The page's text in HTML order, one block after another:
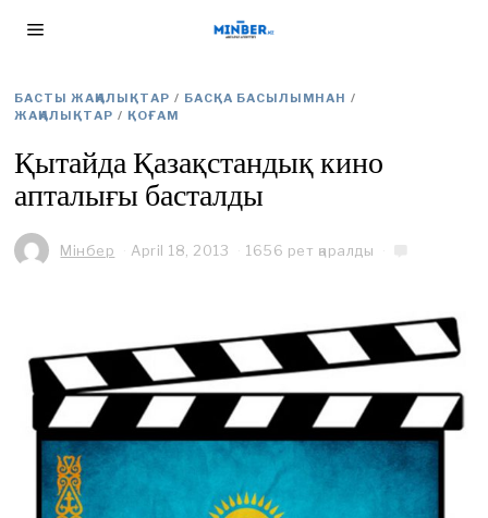
БАСТЫ ЖАҢАЛЫҚТАР / БАСҚА БАСЫЛЫМНАН /
ЖАҢАЛЫҚТАР / ҚОҒАМ
Қытайда Қазақстандық кино
апталығы басталды
Мінбер April 18, 2013 1656 рет қаралды